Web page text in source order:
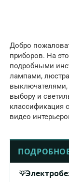
Добро
приборов. На
подробными
лампами,
выбору и
классификация
видео